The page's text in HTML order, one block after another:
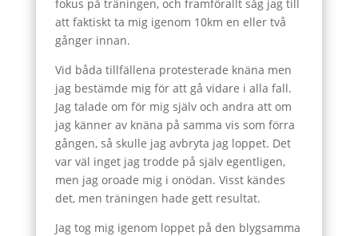
fokus på träningen, och framförallt såg jag till
att faktiskt ta mig igenom 10km en eller två
gånger innan.
Vid båda tillfällena protesterade knäna men
jag bestämde mig för att gå vidare i alla fall.
Jag talade om för mig själv och andra att om
jag känner av knäna på samma vis som förra
gången, så skulle jag avbryta jag loppet. Det
var väl inget jag trodde på själv egentligen,
men jag oroade mig i onödan. Visst kändes
det, men träningen hade gett resultat.
Jag tog mig igenom loppet på den blygsamma